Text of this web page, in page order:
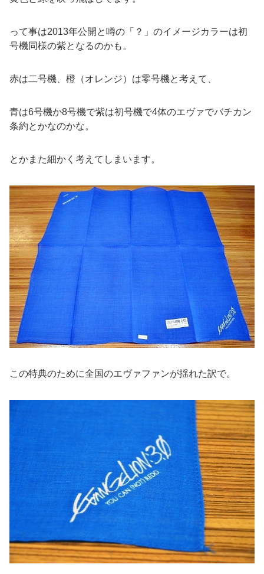
って事は2013年公開と噂の「？」のイメージカラーは初
号機同様の紫となるのかも。
赤は二号機、橙（オレンジ）は零号機と考えて、
青は6号機か8号機で紫は初号機で4体のエヴァでバチカン
条約とかなのかな。
とかまた細かく考えてしまいます。
この特典のために全国のエヴァファンが揺れた訳で。